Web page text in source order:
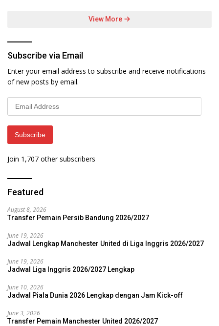
View More
Subscribe via Email
Enter your email address to subscribe and receive notifications
of new posts by email.
Email
Address
Subscribe
Join 1,707 other subscribers
Featured
August 8, 2026
Transfer Pemain Persib Bandung 2026/2027
June 19, 2026
Jadwal Lengkap Manchester United di Liga Inggris 2026/2027
June 19, 2026
Jadwal Liga Inggris 2026/2027 Lengkap
June 10, 2026
Jadwal Piala Dunia 2026 Lengkap dengan Jam Kick-off
June 3, 2026
Transfer Pemain Manchester United 2026/2027